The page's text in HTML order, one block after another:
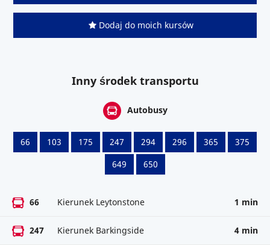
Dodaj do moich kursów
Inny środek transportu
Autobusy
66 103 175 247 294 296 365
375
649
650
66 Kierunek Leytonstone 1 min
247 Kierunek Barkingside 4 min